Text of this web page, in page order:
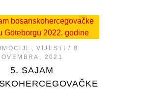
,VIJESTI
8
2021
5. SAJAM